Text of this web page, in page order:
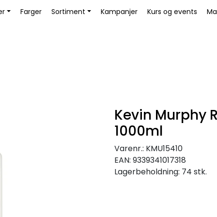
Bli Kunde / Logg inn
Farger Sortiment Kampanjer Kurs og events
Kevin Murphy
1000ml
Varenr.: KMU15410
EAN: 9339341017318
Lagerbeholdning: 74 stk.